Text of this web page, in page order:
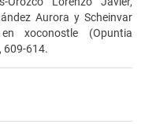
Aurora y Scheinvar
xoconostle (Opuntia
609-614.